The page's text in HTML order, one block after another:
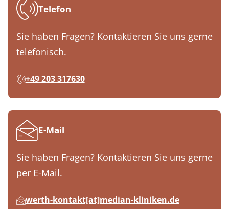
Telefon
Sie haben Fragen? Kontaktieren Sie uns gerne
telefonisch.
+49 203 317630
E-Mail
Sie haben Fragen? Kontaktieren Sie uns gerne
per E-Mail.
werth-kontakt[at]median-kliniken.de